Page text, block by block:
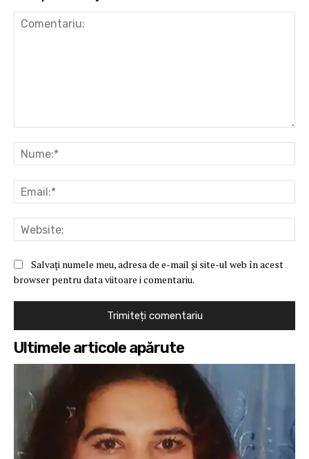
Salvați numele meu, adresa de e-mail și site-ul web în acest
browser pentru data viitoare i comentariu.
Ultimele articole apărute